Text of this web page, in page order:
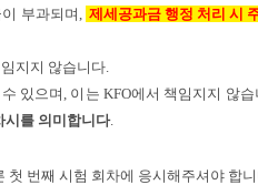
부과되며, 제세공과금 행정 처리 시
지지 않습니다.
있으며, 이는 KFO에서 책임지지 않습
시를 의미합니다.
번째 시험 회차에 응시해주셔야 합